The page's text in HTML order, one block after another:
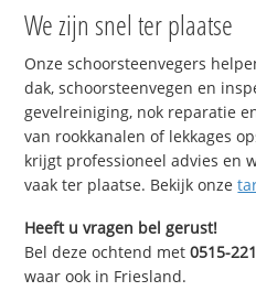
We zijn snel ter plaatse
Onze schoorsteenvegers
dak, schoorsteenvegen en
gevelreiniging, nok reparatie
van rookkanalen of lekkages
krijgt professioneel advies en
vaak ter plaatse. Bekijk onze
Heeft u vragen bel gerust!
Bel deze ochtend met0515-
waar ook in Friesland.